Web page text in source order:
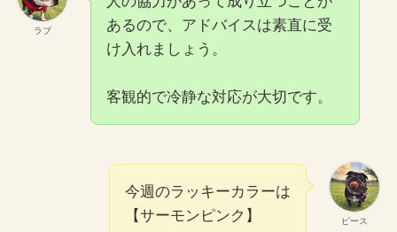
ラブ
あるので、アドバイスは素直に受
け入れましょう。
客観的で冷静な対応が大切です。
ピース
今週のラッキーカラーは
【サーモンピンク】